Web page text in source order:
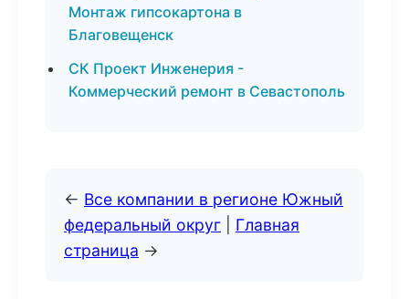
Монтаж гипсокартона в
Благовещенск
СК Проект Инженерия -
Коммерческий ремонт в Севастополь
← Все компании в регионе Южный
федеральный округ
Главная
страница →